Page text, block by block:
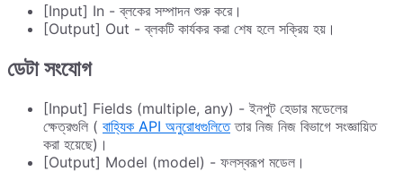
[Input] In - ব্লকের সম্পাদন শুরু করে।
[Output] Out - ব্লকটি কার্যকর করা শেষ হলে সক্রিয় হয়।
ডেটা সংযোগ
[Input] Fields (multiple, any) - ইনপুট হেডার মডেলের
ক্ষেত্রগুলি ( বাহ্যিক API অনুরোধগুলিতেতার নিজ নিজ বিভাগে সংজ্ঞায়িত
করা হয়েছে)।
[Output] Model (model) - ফলস্বরূপ মডেল।